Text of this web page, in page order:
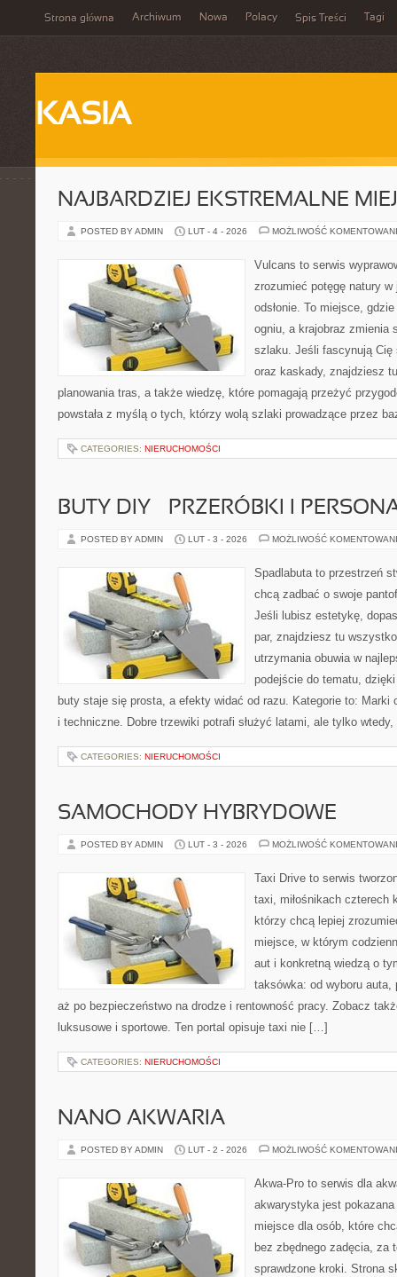
Strona główna Archiwum Nowa Polacy Spis Treści Tagi
KASIA
NAJBARDZIEJ EKSTREMALNE
POSTED BY ADMIN LUT - 4 - 2026 MOŻLIWOŚĆ
Vulcans to serwis
zrozumieć potęgę natury w
odsłonie. To miejsce,
ogniu, a krajobraz zmienia
szlaku. Jeśli fascynują
oraz kaskady, znajdziesz
planowania tras, a także wiedzę, które pomagają przeżyć
powstała z myślą o tych, którzy wolą szlaki prowadzące przez
CATEGORIES: NIERUCHOMOŚCI
BUTY DIY – PRZERÓBKI I
POSTED BY ADMIN LUT - 3 - 2026 MOŻLIWOŚĆ
Spadlabuta to przestrzeń
chcą zadbać o swoje
Jeśli lubisz estetykę,
par, znajdziesz tu
utrzymania obuwia w
podejście do tematu,
buty staje się prosta, a efekty widać od razu. Kategorie to: Marki
i techniczne. Dobre trzewiki potrafi służyć latami, ale tylko
CATEGORIES: NIERUCHOMOŚCI
SAMOCHODY HYBRYDOWE
POSTED BY ADMIN LUT - 3 - 2026 MOŻLIWOŚĆ
Taxi Drive to serwis
taxi, miłośnikach czterech
którzy chcą lepiej
miejsce, w którym
aut i konkretną wiedzą o
taksówka: od wyboru
aż po bezpieczeństwo na drodze i rentowność pracy. Zobacz
luksusowe i sportowe. Ten portal opisuje taxi nie […]
CATEGORIES: NIERUCHOMOŚCI
NANO AKWARIA
POSTED BY ADMIN LUT - 2 - 2026 MOŻLIWOŚĆ
Akwa-Pro to serwis dla
akwarystyka jest
miejsce dla osób, które
bez zbędnego zadęcia, za
sprawdzone kroki. Strona